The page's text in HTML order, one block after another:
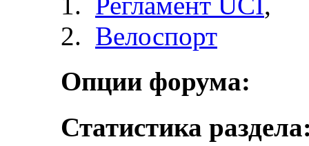
Велоспорт
Опции форума:
Статистика